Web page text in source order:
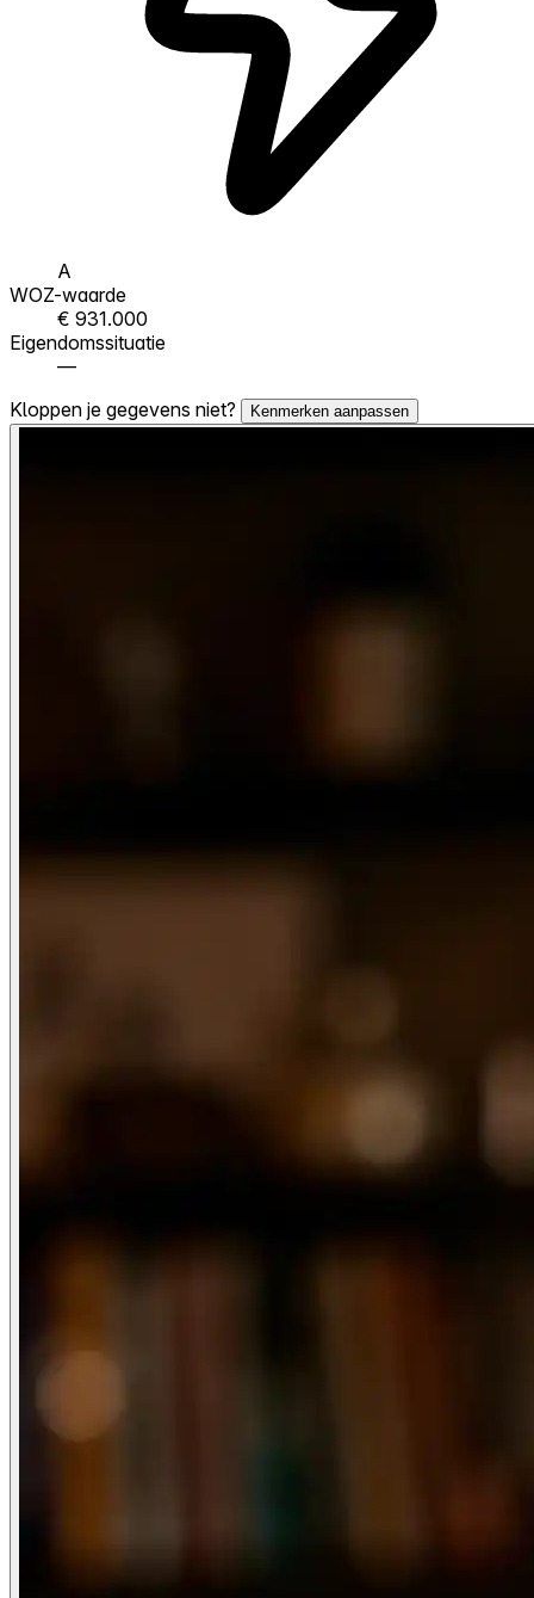
A
WOZ-waarde
€ 931.000
Eigendomssituatie
—
Kloppen je gegevens niet?
Kenmerken aanpassen